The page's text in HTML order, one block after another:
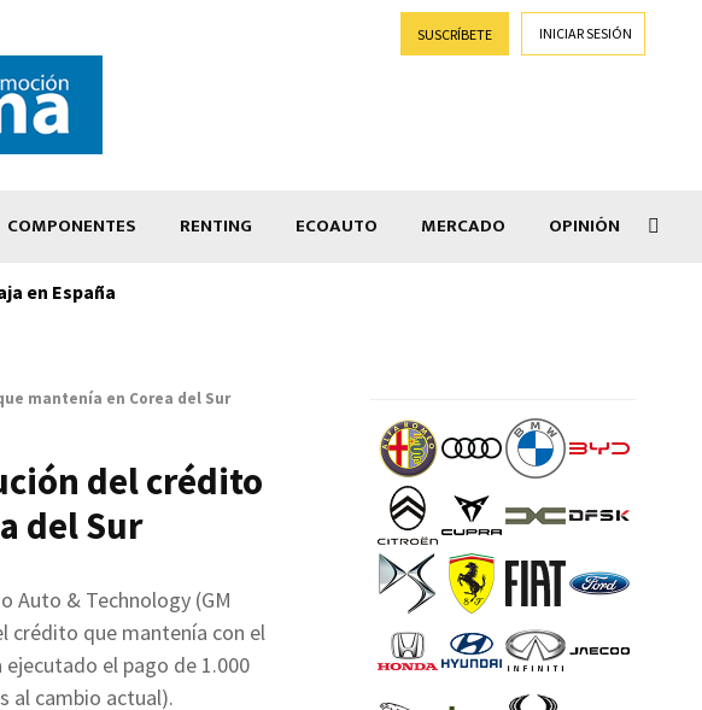
SUSCRÍBETE INICIAR SESIÓN
COMPONENTES RENTING ECOAUTO MERCADO OPINIÓN
en España
mantenía en Corea del Sur
del crédito
del Sur
Auto & Technology (GM
crédito que mantenía con el
ejecutado el pago de 1.000
al cambio actual).